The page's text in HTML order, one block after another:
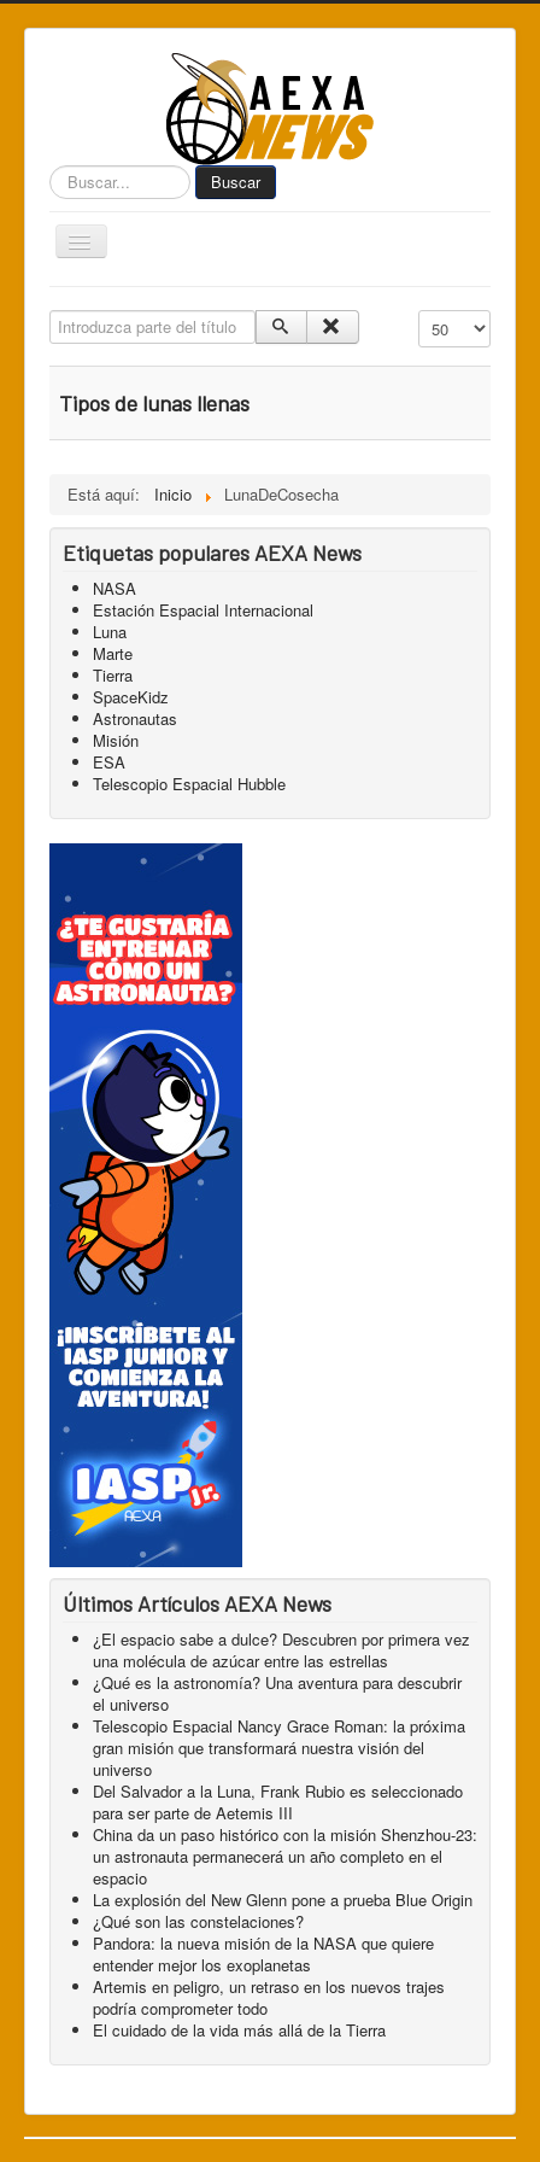
Buscar... Buscar
Toggle
Navigation
Centro de Informática AEXA
Space Kidz
Introduzca parte del título Cantidad a
Tipos de lunas llenas
Está aquí: Inicio LunaDeCosecha
Etiquetas populares AEXA News
NASA
Estación Espacial Internacional
Luna
Marte
Tierra
SpaceKidz
Astronautas
Misión
ESA
Telescopio Espacial Hubble
Últimos Artículos AEXA News
¿El espacio sabe a dulce? Descubren por primera vez
una molécula de azúcar entre las estrellas
¿Qué es la astronomía? Una aventura para descubrir
el universo
Telescopio Espacial Nancy Grace Roman: la próxima
gran misión que transformará nuestra visión del
universo
Del Salvador a la Luna, Frank Rubio es seleccionado
para ser parte de Aetemis III
China da un paso histórico con la misión Shenzhou-23:
un astronauta permanecerá un año completo en el
espacio
La explosión del New Glenn pone a prueba Blue Origin
¿Qué son las constelaciones?
Pandora: la nueva misión de la NASA que quiere
entender mejor los exoplanetas
Artemis en peligro, un retraso en los nuevos trajes
podría comprometer todo
El cuidado de la vida más allá de la Tierra